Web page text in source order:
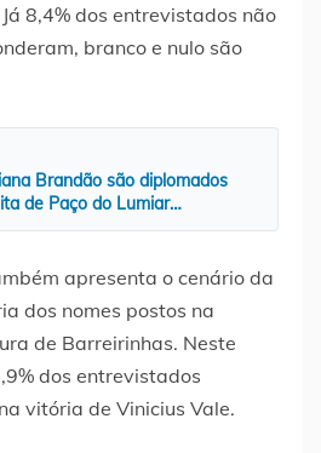
8,4% dos entrevistados não
branco e nulo são
Brandão são diplomados
de Paço do Lumiar…
apresenta o cenário da
dos nomes postos na
de Barreirinhas. Neste
dos entrevistados
vitória de Vinicius Vale.